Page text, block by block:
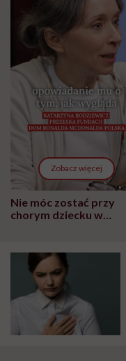
Zobacz więcej
Nie móc zostać przy
chorym dziecku w
może chyba tylko
głupota i brak
wyobraźni"